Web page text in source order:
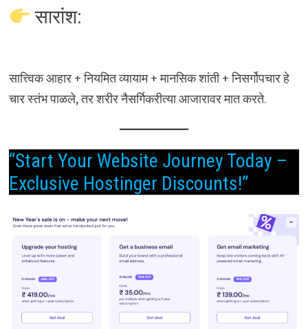
सारांश:
सात्त्विक आहार + नियमित व्यायाम + मानसिक शांती + निसर्गोपचार हे
चार स्तंभ पाळले, तर शरीर नैसर्गिकरीत्या आजारावर मात करते.
“Start Your Website Journey Today –
Exclusive Hostinger Discounts!”